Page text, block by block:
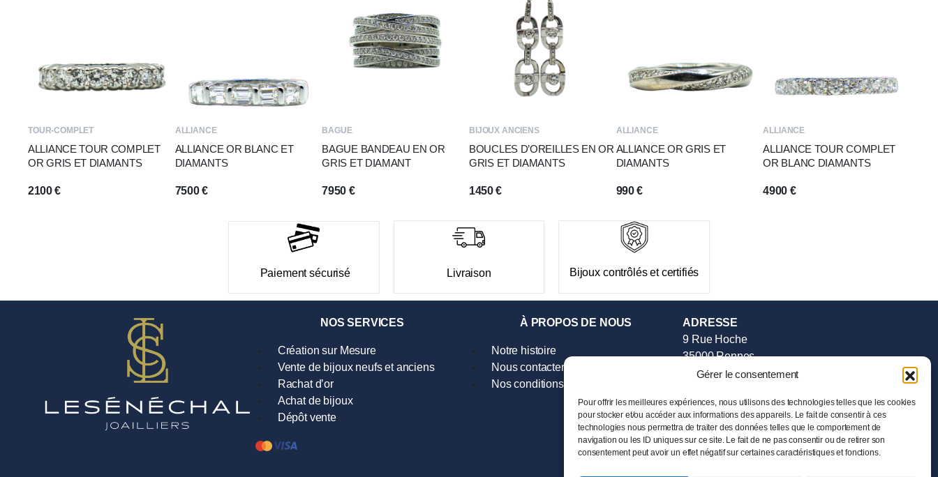
Gérer le consentement
Pour offrir les meilleures expériences, nous utilisons des technologies telles que les cookies
pour stocker et/ou accéder aux informations des appareils. Le fait de consentir à ces
technologies nous permettra de traiter des données telles que le comportement de
navigation ou les ID uniques sur ce site. Le fait de ne pas consentir ou de retirer son
consentement peut avoir un effet négatif sur certaines caractéristiques et fonctions.
TOUR-COMPLET
ALLIANCE TOUR COMPLET
OR GRIS ET DIAMANTS
2100€
ALLIANCE
ALLIANCE OR BLANC ET
DIAMANTS
7500€
BAGUE
BAGUE BANDEAU EN OR
GRIS ET DIAMANT
7950 €
BIJOUX ANCIENS
BOUCLES D’OREILLES EN OR
GRIS ET DIAMANTS
1450€
ALLIANCE
ALLIANCE OR GRIS ET
DIAMANTS
990€
ALLIANCE
ALLIANCE TOUR COMPLET
OR BLANC DIAMANTS
4900 €
Paiement sécurisé Livraison Bijoux contrôlés et certifiés
NOS SERVICES
Création sur Mesure
Vente de bijoux neufs et anciens
Rachat d’or
Achat de bijoux
Dépôt vente
À PROPOS DE NOUS
Notre histoire
Nous contacter
Nos conditions générales de vente
ADRESSE
9 Rue Hoche
35000 Rennes
Tél :02.99.385.385
HORAIRES
Mardi au Samedi
de 11h00 à 19h00